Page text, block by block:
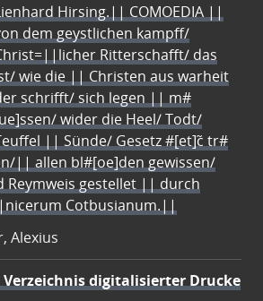
Hirsing.|| COMOEDIA ||
dem geystlichen kampff/
Ritterschafft/ das
wie die || Christen aus warheit
schrifft/ sich legen || m#
wider die Heel/ Todt/
|| Sünde/ Gesetz #[et]c̃ tr#
|| allen bl#[oe]den gewissen/
gestellet || durch
Cotbusianum.||
Alexius
Verzeichnis digitalisierter Drucke